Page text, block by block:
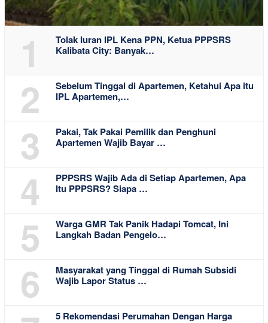
1
Tolak Iuran IPL Kena PPN, Ketua PPPSRS
2
Sebelum Tinggal di Apartemen, Ketahui Apa itu
3
Pakai, Tak Pakai Pemilik dan Penghuni
4
PPPSRS Wajib Ada di Setiap Apartemen, Apa
5
Warga GMR Tak Panik Hadapi Tomcat, Ini
6
Masyarakat yang Tinggal di Rumah Subsidi